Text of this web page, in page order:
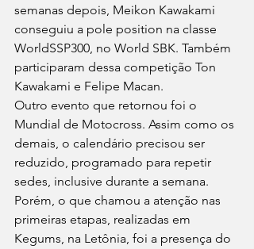
semanas depois, Meikon Kawakami
conseguiu a pole position na classe
WorldSSP300, no World SBK. Também
participaram dessa competição Ton
Kawakami e Felipe Macan.
Outro evento que retornou foi o
Mundial de Motocross. Assim como os
demais, o calendário precisou ser
reduzido, programado para repetir
sedes, inclusive durante a semana.
Porém, o que chamou a atenção nas
primeiras etapas, realizadas em
Kegums, na Letônia, foi a presença do